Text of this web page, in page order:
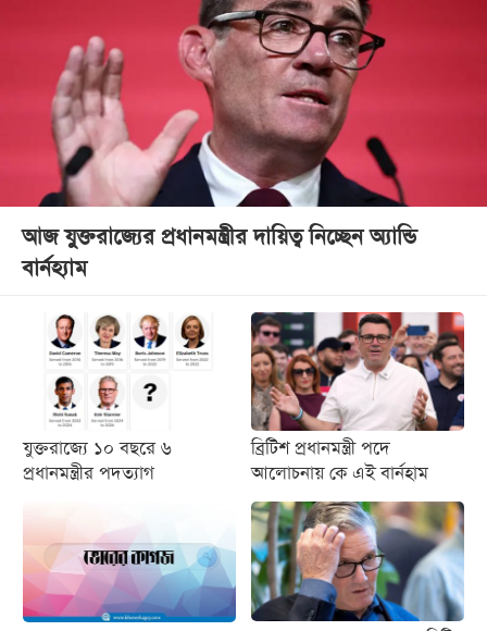
আজ যুক্তরাজ্যের প্রধানমন্ত্রীর দায়িত্ব নিচ্ছেন অ্যান্ডি
বার্নহ্যাম
যুক্তরাজ্যে ১০ বছরে ৬
প্রধানমন্ত্রীর পদত্যাগ
ব্রিটিশ প্রধানমন্ত্রী পদে
আলোচনায় কে এই বার্নহাম